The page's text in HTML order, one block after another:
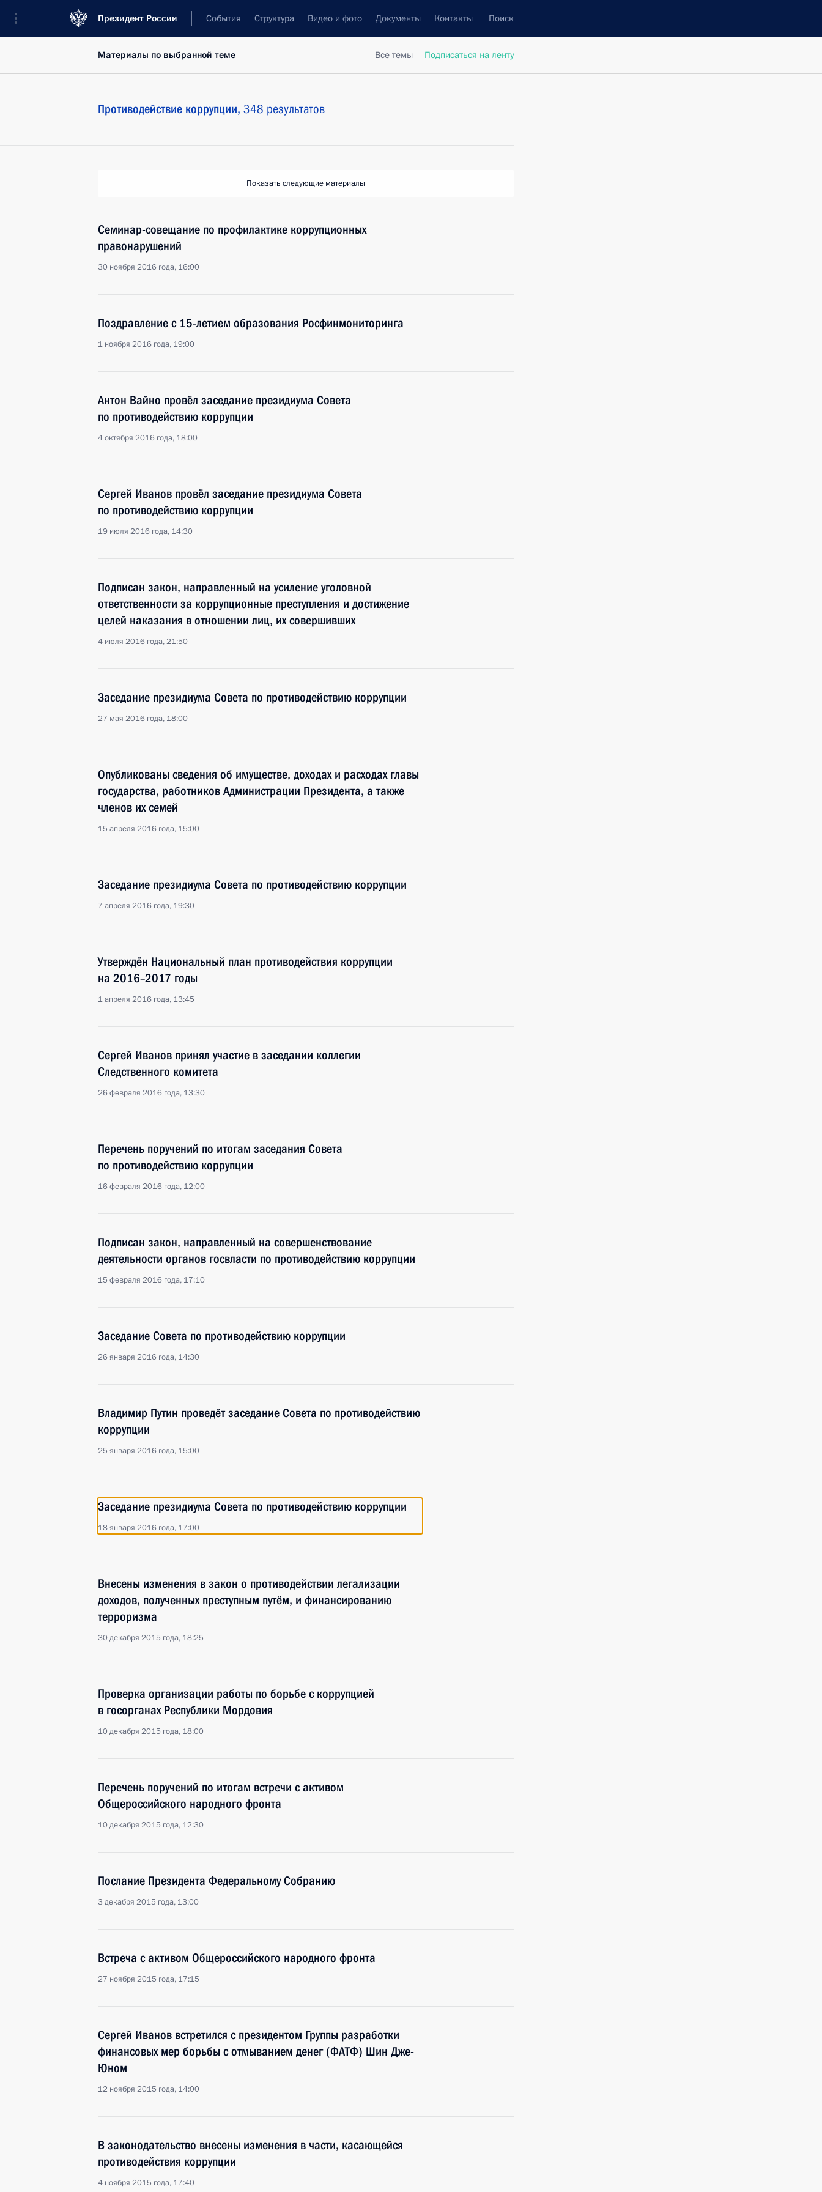
Президент России События Структура Видео и фото Документы Контакты Поиск
Все темы Подписаться на ленту
Материалы по выбранной теме
Противодействие коррупции, 348 результатов
Показать следующие материалы
Семинар-совещание по профилактике коррупционных
правонарушений
30 ноября 2016 года, 16:00
Поздравление с 15-летием образования Росфинмониторинга
1 ноября 2016 года, 19:00
Антон Вайно провёл заседание президиума Совета
по противодействию коррупции
4 октября 2016 года, 18:00
Сергей Иванов провёл заседание президиума Совета
по противодействию коррупции
19 июля 2016 года, 14:30
Подписан закон, направленный на усиление уголовной
ответственности за коррупционные преступления и достижение
целей наказания в отношении лиц, их совершивших
4 июля 2016 года, 21:50
Заседание президиума Совета по противодействию коррупции
27 мая 2016 года, 18:00
Опубликованы сведения об имуществе, доходах и расходах главы
государства, работников Администрации Президента, а также
членов их семей
15 апреля 2016 года, 15:00
Заседание президиума Совета по противодействию коррупции
7 апреля 2016 года, 19:30
Утверждён Национальный план противодействия коррупции
на 2016–2017 годы
1 апреля 2016 года, 13:45
Сергей Иванов принял участие в заседании коллегии
Следственного комитета
26 февраля 2016 года, 13:30
Перечень поручений по итогам заседания Совета
по противодействию коррупции
16 февраля 2016 года, 12:00
Подписан закон, направленный на совершенствование
деятельности органов госвласти по противодействию коррупции
15 февраля 2016 года, 17:10
Заседание Совета по противодействию коррупции
26 января 2016 года, 14:30
Владимир Путин проведёт заседание Совета по противодействию
коррупции
25 января 2016 года, 15:00
Заседание президиума Совета по противодействию коррупции
18 января 2016 года, 17:00
Внесены изменения в закон о противодействии легализации
доходов, полученных преступным путём, и финансированию
терроризма
30 декабря 2015 года, 18:25
Проверка организации работы по борьбе с коррупцией
в госорганах Республики Мордовия
10 декабря 2015 года, 18:00
Перечень поручений по итогам встречи с активом
Общероссийского народного фронта
10 декабря 2015 года, 12:30
Послание Президента Федеральному Собранию
3 декабря 2015 года, 13:00
Встреча с активом Общероссийского народного фронта
27 ноября 2015 года, 17:15
Сергей Иванов встретился с президентом Группы разработки
финансовых мер борьбы с отмыванием денег (ФАТФ) Шин Дже-
Юном
12 ноября 2015 года, 14:00
В законодательство внесены изменения в части, касающейся
противодействия коррупции
4 ноября 2015 года, 17:40